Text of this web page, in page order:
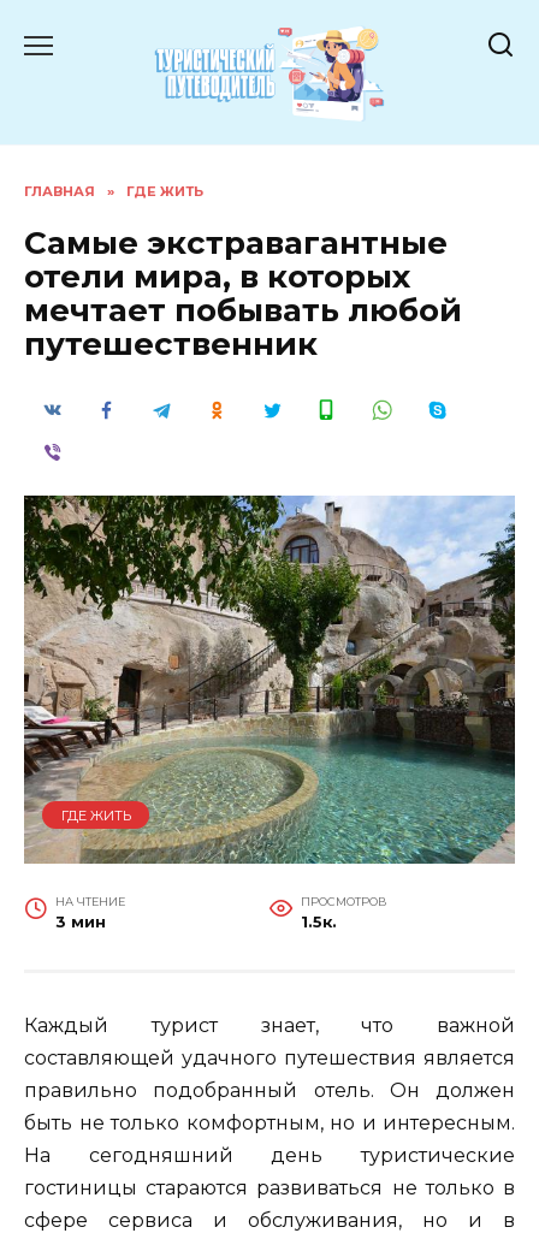
ГЛАВНАЯ » ГДЕ ЖИТЬ
Самые экстравагантные
отели мира, в которых
мечтает побывать любой
путешественник
ГДЕ ЖИТЬ
НА ЧТЕНИЕ
3 мин
ПРОСМОТРОВ
1.5к.
Каждый турист знает, что важной
составляющей удачного путешествия является
правильно подобранный отель. Он должен
быть не только комфортным, но и интересным.
На сегодняшний день туристические
гостиницы стараются развиваться не только в
сфере сервиса и обслуживания, но и в